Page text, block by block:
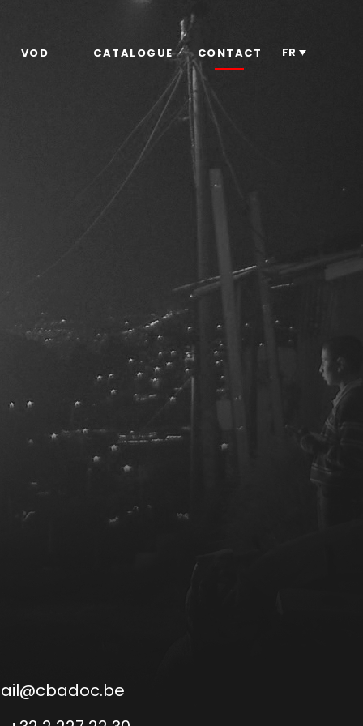
VOD CONTACT
CATALOGUE FR